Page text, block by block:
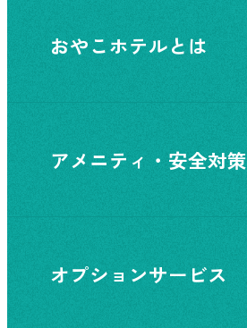
おやこホテルとは
アメニティ・安全対策
オプションサービス